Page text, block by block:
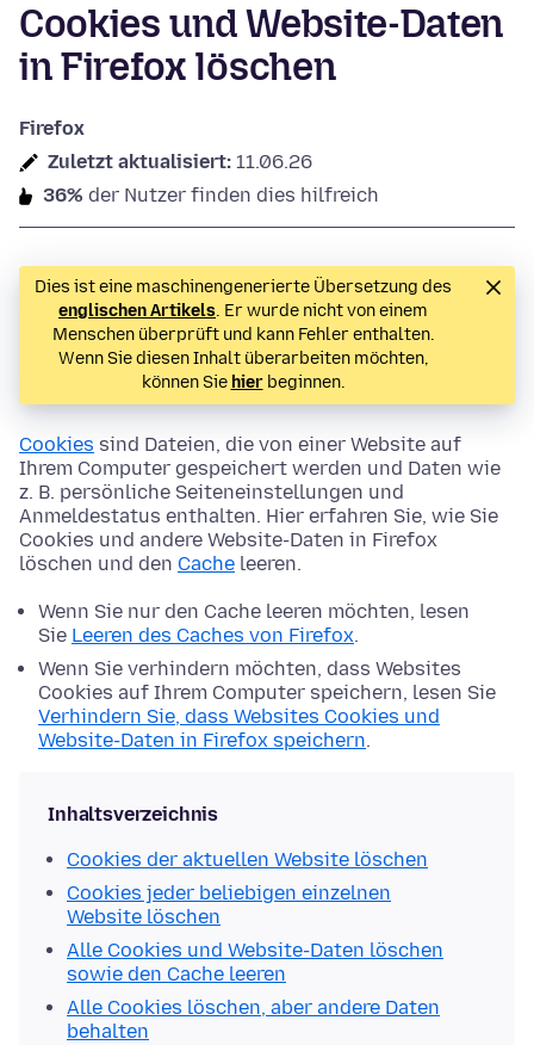
Cookies und Website-Daten
in Firefox löschen
Firefox
Zuletzt aktualisiert: 11.06.26
36% der Nutzer finden dies hilfreich
Dies ist eine maschinengenerierte Übersetzung des
englischen Artikels. Er wurde nicht von einem
Menschen überprüft und kann Fehler enthalten.
Wenn Sie diesen Inhalt überarbeiten möchten,
können Sie hierbeginnen.
Cookies sind Dateien, die von einer Website auf
Ihrem Computer gespeichert werden und Daten wie
z. B. persönliche Seiteneinstellungen und
Anmeldestatus enthalten. Hier erfahren Sie, wie Sie
Cookies und andere Website-Daten in Firefox
löschen und den Cache leeren.
Wenn Sie nur den Cache leeren möchten, lesen
Sie Leeren des Caches von Firefox.
Wenn Sie verhindern möchten, dass Websites
Cookies auf Ihrem Computer speichern, lesen Sie
Verhindern Sie, dass Websites Cookies und
Website-Daten in Firefox speichern.
Inhaltsverzeichnis
Cookies der aktuellen Website löschen
Cookies jeder beliebigen einzelnen
Website löschen
Alle Cookies und Website-Daten löschen
sowie den Cache leeren
Alle Cookies löschen, aber andere Daten
behalten